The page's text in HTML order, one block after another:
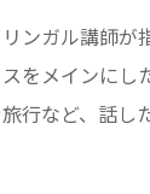
ンガル講師が
をメインにし
行など、話し